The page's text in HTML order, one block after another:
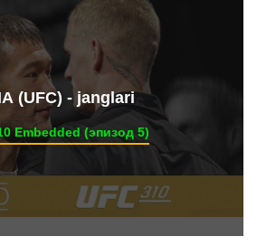
(UFC) - janglari
Embedded (эпизод 5)